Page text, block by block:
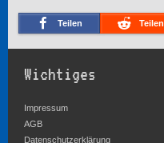
Teilen Teilen
Wichtiges
Impressum
AGB
Datenschutzerklärung